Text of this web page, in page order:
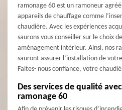
ramonage 60 est un ramoneur
appareils de chauffage comme
chaudière. Avec les expériences
saurons vous conseiller sur le choix
aménagement intérieur. Ainsi, nos
sauront assurer l’installation de
Faites- nous confiance, votre
Des services de qualité
ramonage 60